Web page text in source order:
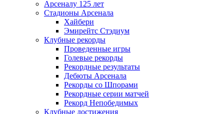
Арсеналу 125 лет
Стадионы Арсенала
Хайбери
Эмирейтс Стэдиум
Клубные рекорды
Проведенные игры
Голевые рекорды
Рекордные результаты
Дебюты Арсенала
Рекорды со Шпорами
Рекордные серии матчей
Рекорд Непобедимых
Клубные достижения